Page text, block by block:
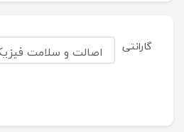
گارانتی